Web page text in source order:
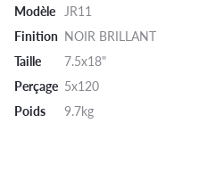
Modèle JR11
Finition NOIR BRILLANT
Taille
7.5x18"
Perçage 5x120
Poids
9.7kg